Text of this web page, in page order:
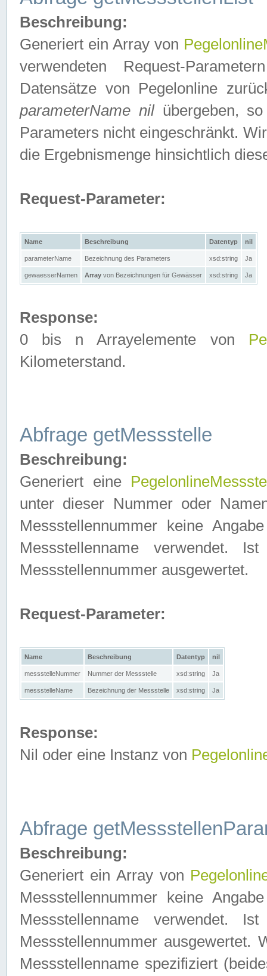
Beschreibung:
Generiert ein Array von
verwendeten Request-
Datensätze von Pegelonline
parameterName nilübergeben, so
Parameters nicht eingeschränkt.
die Ergebnismenge hinsichtlich
Request-Parameter:
Name Beschreibung Datentyp nil
parameterName Bezeichnung des Parameters xsd:string Ja
gewaesserNamen Array von Bezeichnungen für Gewässer xsd:string Ja
Response:
0 bis n Arrayelemente von
Kilometerstand.
Abfrage getMessstelle
Beschreibung:
Generiert eine
unter dieser Nummer oder
Messstellennummer keine
Messstellenname verwendet.
Messstellennummer ausgewertet.
Request-Parameter:
Name Beschreibung Datentyp nil
messstelleNummer Nummer der Messstelle xsd:string Ja
messstelleName Bezeichnung der Messstelle xsd:string Ja
Response:
Nil oder eine Instanz von
Abfrage
Beschreibung:
Generiert ein Array von
Messstellennummer keine
Messstellenname verwendet.
Messstellennummer ausgewertet.
Messstellenname spezifiziert